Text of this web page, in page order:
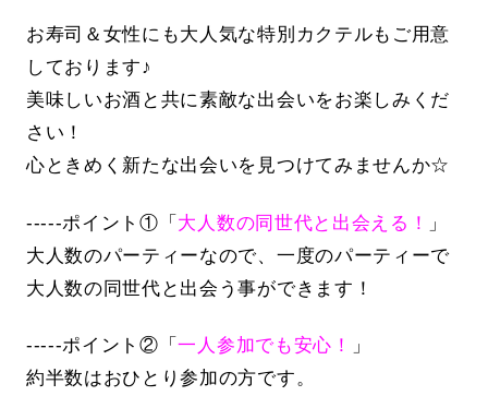
お寿司＆女性にも大人気な特別カクテルもご用意
しております♪
美味しいお酒と共に素敵な出会いをお楽しみくだ
さい！
心ときめく新たな出会いを見つけてみませんか☆
-----ポイント①「大人数の同世代と出会える！
」
大人数のパーティーなので、一度のパーティーで
大人数の同世代と出会う事ができます！
-----ポイント②「一人参加でも安心！
」
約半数はおひとり参加の方です。